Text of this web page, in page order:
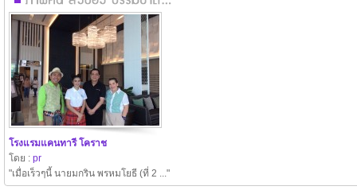
โรงแรมแคนทารี โคราช
โดย : pr
"เมื่อเร็วๆนี้ นายมกริน พรหมโยธี (ที่ 2 ..."